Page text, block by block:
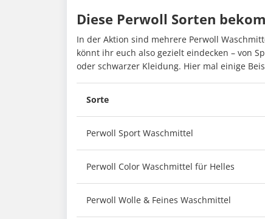
Diese Perwoll Sorten
In der Aktion sind mehrere Perwoll
könnt ihr euch also gezielt eindecken – von
oder schwarzer Kleidung. Hier mal einige
Sorte
Perwoll Sport Waschmittel
Perwoll Color Waschmittel für Helles
Perwoll Wolle & Feines Waschmittel